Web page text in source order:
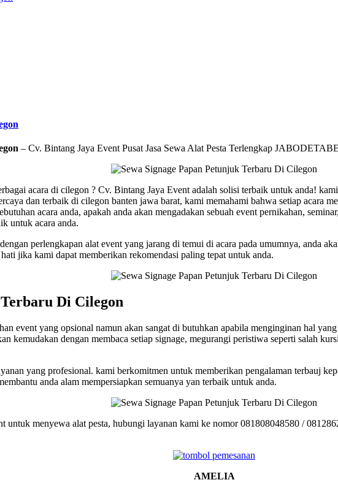
– Cv. Bintang Jaya Event Pusat Jasa Sewa Alat Pesta Terlengkap
acara di cilegon ? Cv. Bintang Jaya Event adalah solisi terbaik untuk anda!
dan terbaik di cilegon banten jawa barat, kami memahami bahwa setiap acara
acara anda, apakah anda akan mengadakan sebuah event pernikahan,
untuk acara anda.
perlengkapan alat event yang jarang di temui di acara pada umumnya, anda
jika kami dapat memberikan rekomendasi paling tepat untuk anda.
Di Cilegon
event yang opsional namun akan sangat di butuhkan apabila menginginan hal
kemudakan dengan membaca setiap signage, megurangi peristiwa seperti salah
yang profesional. kami berkomitmen untuk memberikan pengalaman terbauj
anda alam mempersiapkan semuanya yan terbaik untuk anda.
untuk menyewa alat pesta, hubungi layanan kami ke nomor 081808048580 /
AMELIA